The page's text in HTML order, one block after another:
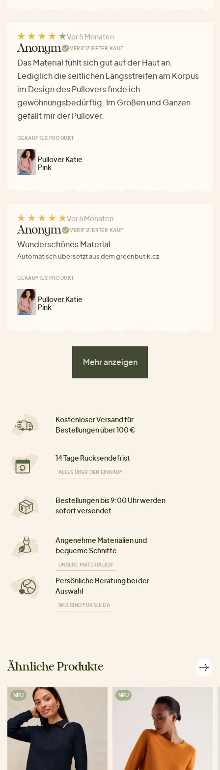
Vor 5 Monaten
Anonym VERIFIZIERTER KAUF
Das Material fühlt sich gut auf der Haut an.
Lediglich die seitlichen Längsstreifen am Korpus
im Design des Pullovers finde ich
gewöhnungsbedürftig. Im Großen und Ganzen
gefällt mir der Pullover.
GEKAUFTES PRODUKT
Pullover Katie
Pink
Vor 6 Monaten
Anonym VERIFIZIERTER KAUF
Wunderschönes Material.
Automatisch übersetzt aus dem greenbutik.cz
GEKAUFTES PRODUKT
Pullover Katie
Pink
Mehr anzeigen
Kostenloser Versand für
Bestellungen über 100 €
14 Tage Rücksendefrist
ALLES ÜBER DEN EINKAUF
Bestellungen bis 9:00 Uhr werden
sofort versendet
Angenehme Materialien und
bequeme Schnitte
UNSERE MATERIALIEN
Persönliche Beratung bei der
Auswahl
WIR SIND FÜR SIE DA
Ähnliche Produkte
NEU NEU